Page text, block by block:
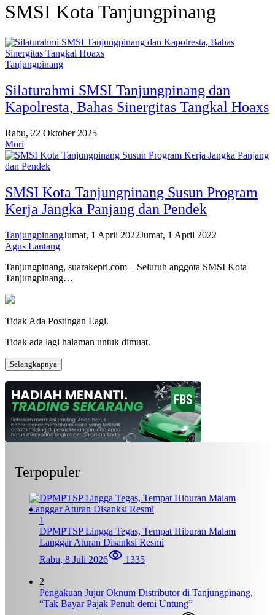
SMSI Kota Tanjungpinang
Tanjungpinang
Silaturahmi SMSI Tanjungpinang dan
Kapolresta, Bahas Sinergitas Tangkal Hoaxs
Rabu, 22 Oktober 2025
Mori
SMSI Kota Tanjungpinang Susun Program
Kerja Jangka Panjang dan Pendek
TanjungpinangJumat, 1 April 2022Jumat, 1 April 2022
Agus Lantang
Tanjungpinang, suarakepri.com – Seluruh anggota SMSI Kota
Tanjungpinang…
Tidak Ada Postingan Lagi.
Tidak ada lagi halaman untuk dimuat.
Selengkapnya
Terpopuler
1
DPMPTSP Lingga Tegas, Tempat Hiburan Malam
Langgar Aturan Disanksi Resmi
Rabu, 8 Juli 2026
1335
2
Pengakuan Jujur Oknum Distributor di Tanjungpinang,
“Tak Bayar Pajak Penuh demi Untung”